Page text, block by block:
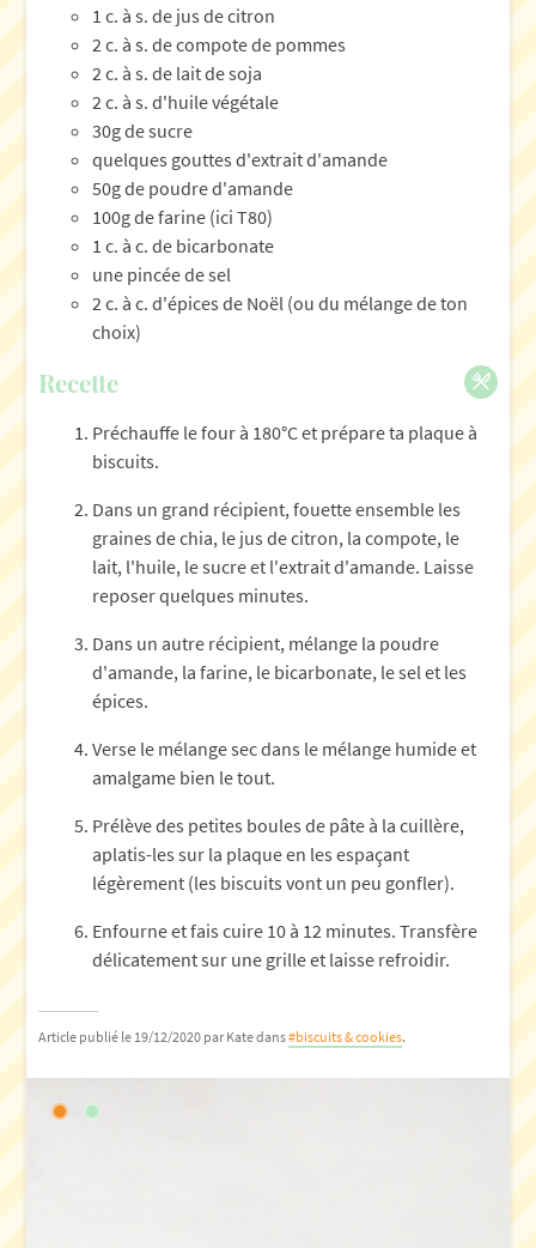
1 c. à s. de jus de citron
2 c. à s. de compote de pommes
2 c. à s. de lait de soja
2 c. à s. d'huile végétale
30g de sucre
quelques gouttes d'extrait d'amande
50g de poudre d'amande
100g de farine (ici T80)
1 c. à c. de bicarbonate
une pincée de sel
2 c. à c. d'épices de Noël (ou du mélange de ton
choix)
Recette
Préchauffe le four à 180°C et prépare ta plaque à
biscuits.
Dans un grand récipient, fouette ensemble les
graines de chia, le jus de citron, la compote, le
lait, l'huile, le sucre et l'extrait d'amande. Laisse
reposer quelques minutes.
Dans un autre récipient, mélange la poudre
d'amande, la farine, le bicarbonate, le sel et les
épices.
Verse le mélange sec dans le mélange humide et
amalgame bien le tout.
Prélève des petites boules de pâte à la cuillère,
aplatis-les sur la plaque en les espaçant
légèrement (les biscuits vont un peu gonfler).
Enfourne et fais cuire 10 à 12 minutes. Transfère
délicatement sur une grille et laisse refroidir.
Article publié le 19/12/2020 par Katedans#biscuits & cookies.